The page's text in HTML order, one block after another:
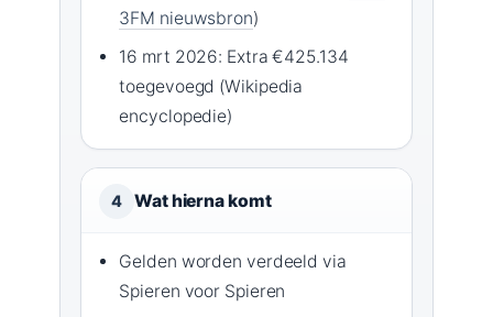
3FM nieuwsbron)
16 mrt 2026: Extra €425.134
toegevoegd (Wikipedia
encyclopedie)
4 Wat hierna komt
Gelden worden verdeeld via
Spieren voor Spieren